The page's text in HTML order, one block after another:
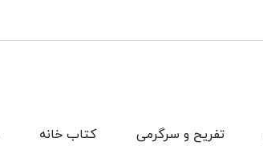
کتاب خانه تفریح و سرگرمی